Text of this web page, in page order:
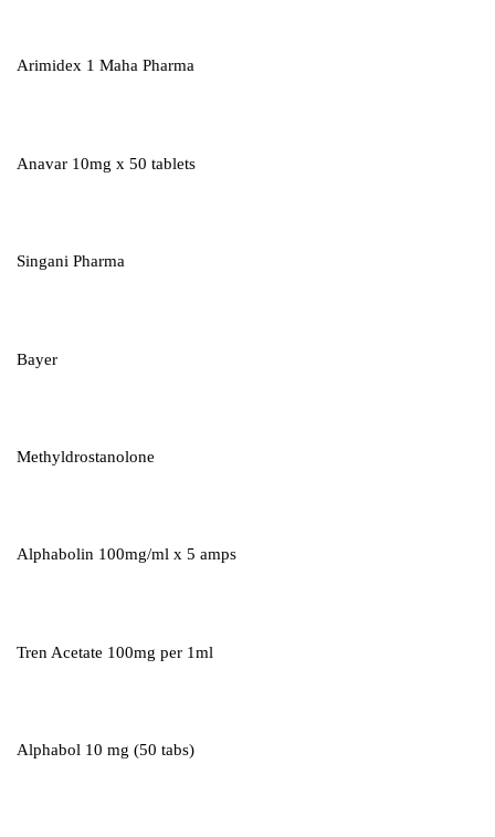
Arimidex 1 Maha Pharma
Anavar 10mg x 50 tablets
Singani Pharma
Bayer
Methyldrostanolone
Alphabolin 100mg/ml x 5 amps
Tren Acetate 100mg per 1ml
Alphabol 10 mg (50 tabs)